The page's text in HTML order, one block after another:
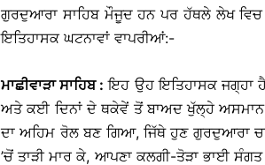
ਗੁਰਦੁਆਰਾ ਸਾਹਿਬ ਮੌਜੂਦ ਹਨ ਪਰ ਹੱਥਲੇ ਲੇਖ ਵਿਚ
ਇਤਿਹਾਸਕ ਘਟਨਾਵਾਂ ਵਾਪਰੀਆਂ:-
ਮਾਛੀਵਾੜਾ ਸਾਹਿਬ : ਇਹ ਉਹ ਇਤਿਹਾਸਕ ਜਗ੍ਹਾ
ਅਤੇ ਕਈ ਦਿਨਾਂ ਦੇ ਥਕੇਵੇਂ ਤੋਂ ਬਾਅਦ ਖੁੱਲ੍ਹੇ ਅਸਮਾਨ
ਦਾ ਅਹਿਮ ਰੋਲ ਬਣ ਗਿਆ, ਜਿੱਥੇ ਹੁਣ ਗੁਰਦੁਆਰਾ
’ਚੋਂ ਤਾੜੀ ਮਾਰ ਕੇ, ਆਪਣਾ ਕਲਗੀ-ਤੋੜਾ ਭਾਈ